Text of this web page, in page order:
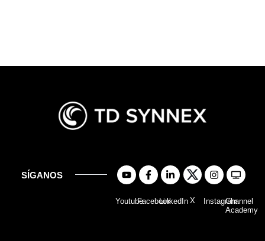
SÍGANOS
YoutubeFacebookLinkedIn X InstagramChannel
Academy